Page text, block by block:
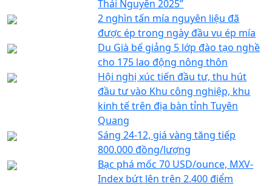
Thái Nguyên 2025”
2 nghìn tấn mía nguyên liệu đã
được ép trong ngày đầu vụ ép mía
Du Già bế giảng 5 lớp đào tạo nghề
cho 175 lao động nông thôn
Hội nghị xúc tiến đầu tư, thu hút
đầu tư vào Khu công nghiệp, khu
kinh tế trên địa bàn tỉnh Tuyên
Quang
Sáng 24-12, giá vàng tăng tiếp
800.000 đồng/lượng
Bạc phá mốc 70 USD/ounce, MXV-
Index bứt lên trên 2.400 điểm